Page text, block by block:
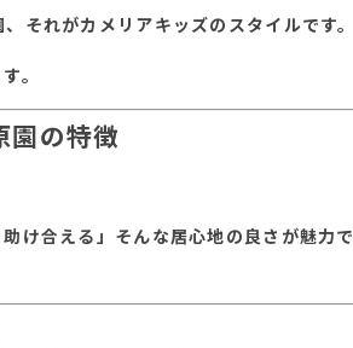
それがカメリアキッズのスタイルです。
。
園の特徴
け合える」そんな居心地の良さが魅力で